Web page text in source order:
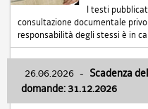
I testi
consultazione documentale
responsabilità degli stessi è in
26.06.2026 - Scadenza
domande: 31.12.2026